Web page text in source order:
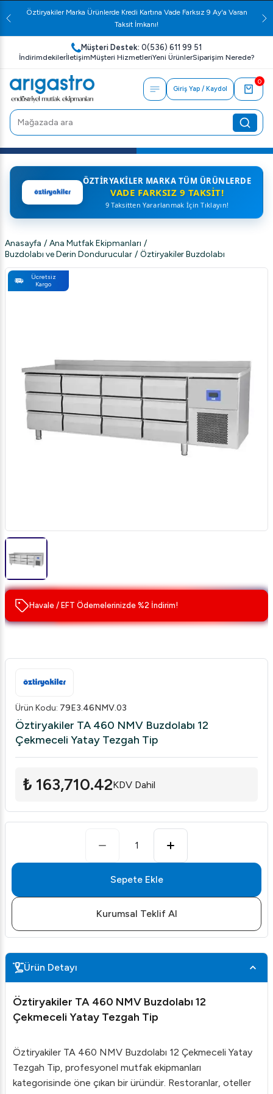
Öztiryakiler Marka Ürünlerde Kredi Kartına Vade Farksız 9 Ay'a Varan
Taksit İmkanı!
Müşteri Destek: 0(536) 611 99 51
İndirimdekilerİletişimMüşteri HizmetleriYeni ÜrünlerSiparişim Nerede?
Giriş Yap / Kaydol
0
ÖZTIRYAKILER MARKA TÜM ÜRÜNLERDE
VADE FARKSIZ 9 TAKSIT!
9 Taksitten Yararlanmak İçin Tıklayın!
Anasayfa / Ana Mutfak Ekipmanları /
Buzdolabı ve Derin Dondurucular / Öztiryakiler Buzdolabı
Ücretsiz
Kargo
Havale / EFT Ödemelerinizde %2 İndirim!
Ürün Kodu: 79E3.46NMV.03
Öztiryakiler TA 460 NMV Buzdolabı 12
Çekmeceli Yatay Tezgah Tip
₺ 163,710.42KDV Dahil
1
Sepete Ekle
Kurumsal Teklif Al
Ürün Detayı
Öztiryakiler TA 460 NMV Buzdolabı 12
Çekmeceli Yatay Tezgah Tip
Öztiryakiler TA 460 NMV Buzdolabı 12 Çekmeceli Yatay
Tezgah Tip, profesyonel mutfak ekipmanları
kategorisinde öne çıkan bir üründür. Restoranlar, oteller